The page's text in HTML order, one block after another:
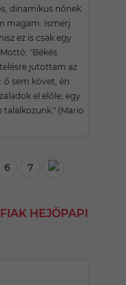
dinamikus nőnek
magam. Ismerj
ez is csak egy
"Békés
jutottam az
ő sem követ, én
el előle, egy
találkozunk." (Mario
6 7
HEJŐPAPI